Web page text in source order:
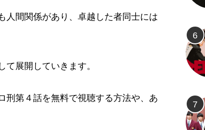
人間関係があり、卓越した者同士には
展開していきます。
刑第４話を無料で視聴する方法や、あ